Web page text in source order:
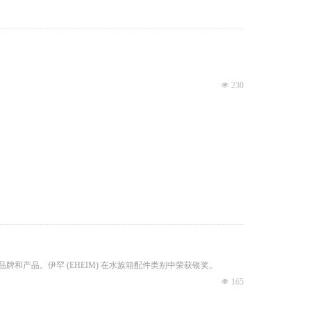
넶 230
和产品。伊罕 (EHEIM) 在水族箱配件类别中荣获银奖。
넶 165